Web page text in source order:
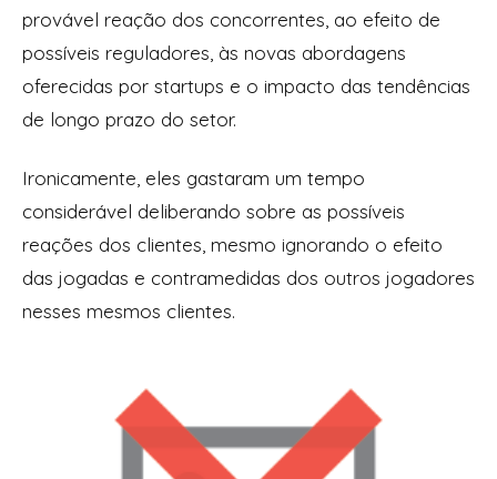
provável reação dos concorrentes, ao efeito de
possíveis reguladores, às novas abordagens
oferecidas por startups e o impacto das tendências
de longo prazo do setor.
Ironicamente, eles gastaram um tempo
considerável deliberando sobre as possíveis
reações dos clientes, mesmo ignorando o efeito
das jogadas e contramedidas dos outros jogadores
nesses mesmos clientes.